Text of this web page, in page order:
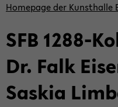
Home­page der Kunst­hal­le
SFB 1288-​
Dr. Falk
Sas­kia